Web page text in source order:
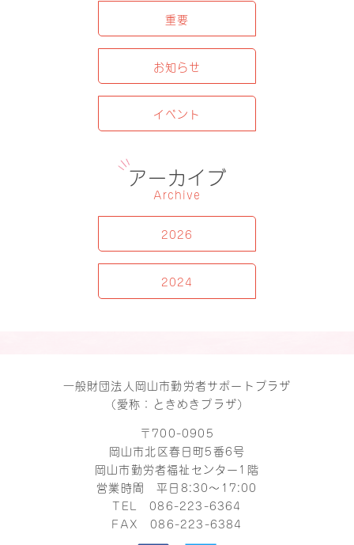
重要
お知らせ
イベント
アーカイブ
Archive
2026
2024
一般財団法人岡山市勤労者サポートプラザ
（愛称：ときめきプラザ）
〒700-0905
岡山市北区春日町5番6号
岡山市勤労者福祉センター1階
営業時間 平日8:30～17:00
TEL086-223-6364
FAX 086-223-6384